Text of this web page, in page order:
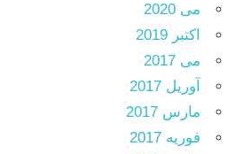
می 2020
اکتبر 2019
می 2017
آوریل 2017
مارس 2017
فوریه 2017